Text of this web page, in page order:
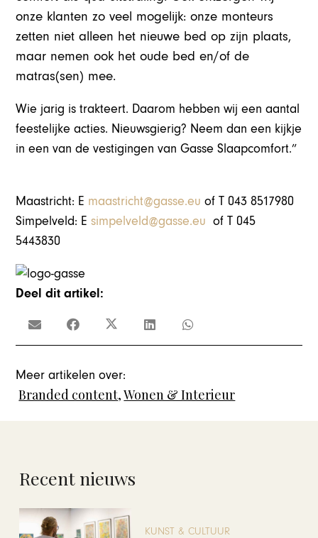
onze klanten zo veel mogelijk: onze monteurs
zetten niet alleen het nieuwe bed op zijn plaats,
maar nemen ook het oude bed en/of de
matras(sen) mee.
Wie jarig is trakteert. Daarom hebben wij een aantal
feestelijke acties. Nieuwsgierig? Neem dan een kijkje
in een van de vestigingen van Gasse Slaapcomfort.”
Maastricht: E maastricht@gasse.eu of T 043 8517980
Simpelveld: Esimpelveld@gasse.eu of T 045
5443830
Deel dit artikel:
Meer artikelen over:
Branded content,Wonen & Interieur
Recent nieuws
KUNST & CULTUUR